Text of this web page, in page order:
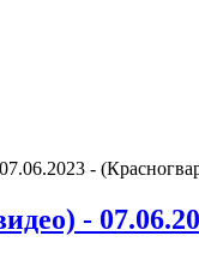
-
-